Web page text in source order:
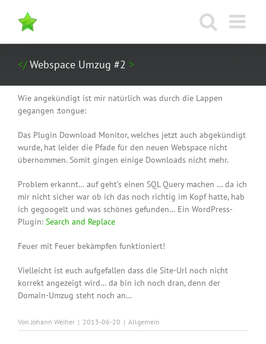
Inhalt
springen
Webspace Umzug #2
Wie angekündigt ist mir natürlich was durch die Lappen
gegangen :tongue:
Das Plugin Download Monitor, welches jetzt auch abgekündigt
wurde, hat leider die Pfade für den neuen Webspace nicht
übernommen. Somit gingen einige Downloads nicht mehr.
Problem erkannt… auf geht’s einen SQL Query machen … da ich
mir nicht sicher war ob ich das noch richtig im Kopf hatte, hab
ich gegoogelt und was schönes gefunden… Ein WordPress-
Plugin: Search and Replace
Feuer mit Feuer bekämpfen funktioniert!
Vielleicht ist euch aufgefallen dass die Site-Url noch nicht
korrekt angezeigt wird… da bin ich noch dran, denn der
Domain-Umzug steht noch an…
VonJohann Weiher | 2013-06-20 | Allgemein